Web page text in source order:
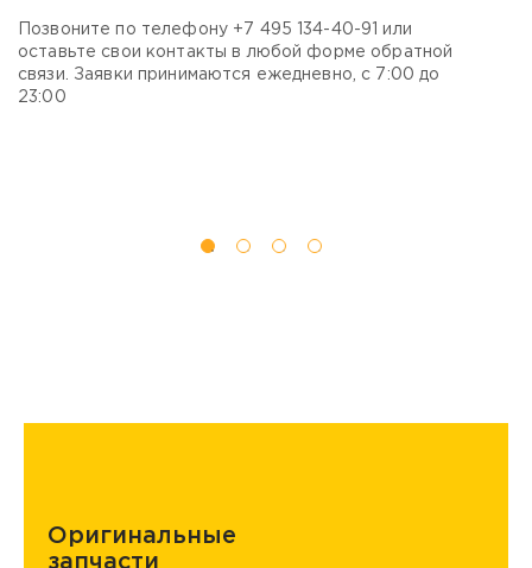
Позвоните по телефону +7 495 134-40-91 или
оставьте свои контакты в любой форме обратной
связи. Заявки принимаются ежедневно, с 7:00 до
23:00
Оригинальные
запчасти